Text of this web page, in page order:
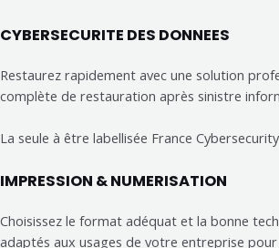
CYBERSECURITE DES DONNEES
Restaurez rapidement avec une solution
complète de restauration après sinistre
La seule à être labellisée France
IMPRESSION & NUMERISATION
Choisissez le format adéquat et la bonne
adaptés aux usages de votre entreprise